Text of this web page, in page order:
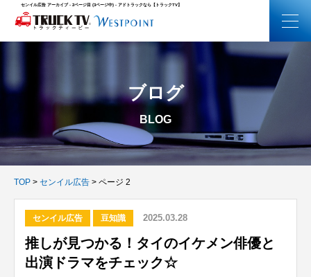
センイル広告 アーカイブ - 2ページ目 (3ページ中) - アドトラックなら【トラックTV】
ブログ
BLOG
TOP > センイル広告 > ページ 2
センイル広告 豆知識 2025.03.28
推しが見つかる！タイのイケメン俳優と
出演ドラマをチェック☆